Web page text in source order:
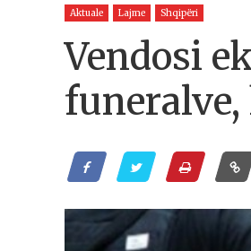
Aktuale Lajme Shqipëri
Vendosi